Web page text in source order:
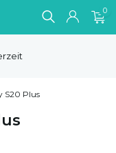
0
S20 Plus